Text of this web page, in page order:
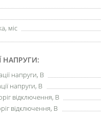
міс
НАПРУГИ:
напруги, В
напруги, В
відключення, В
відключення, В